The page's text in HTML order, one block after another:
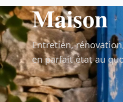
Maison
Entretien,
en parfait état au